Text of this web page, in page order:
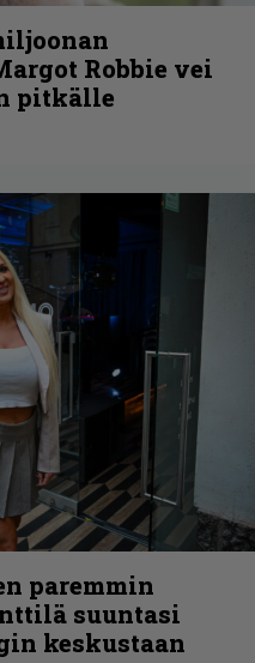
Robbie vei
pitkälle
paremmin
suuntasi
keskustaan